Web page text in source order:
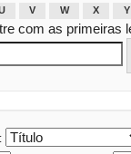
V W X Y
com as primeiras